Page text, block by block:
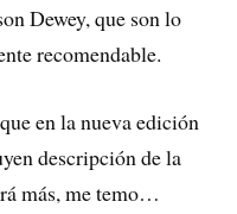
Dewey, que son lo
recomendable.
en la nueva edición
descripción de la
más, me temo…